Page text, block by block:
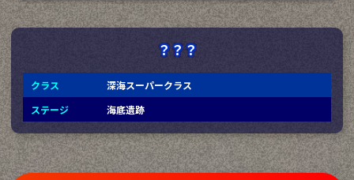
？？？
クラス
深海スーパークラス
ステージ
海底遺跡